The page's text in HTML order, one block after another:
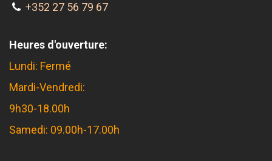
+352 27 56 79 67
Heures d'ouverture:
Lundi: Fermé
Mardi-Vendredi:
9h30-18.00h
Samedi: 09.00h-17.00h